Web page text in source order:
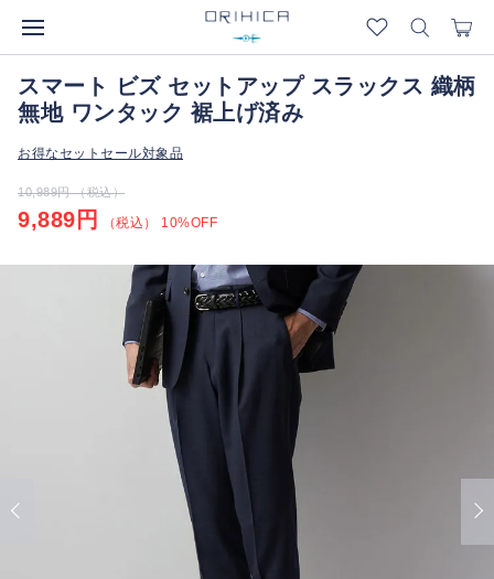
スマート ビズ セットアップ スラックス 織柄
無地 ワンタック 裾上げ済み
お得なセットセール対象品
10,989円 （税込）
9,889円 （税込） 10%OFF